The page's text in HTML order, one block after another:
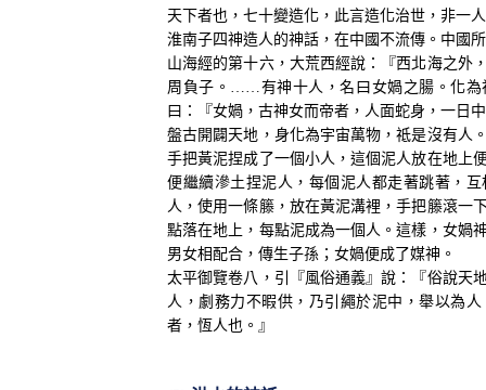
天下者也，七十變造化，此言造化治世，非一
淮南子四神造人的神話，在中國不流傳。中國
山海經的第十六，大荒西經說：『西北海之外
周負子。……有神十人，名曰女媧之腸。化
曰：『女媧，古神女而帝者，人面蛇身，一日
盤古開闢天地，身化為宇宙萬物，祗是沒有人
手把黃泥捏成了一個小人，這個泥人放在地上
便繼續滲土捏泥人，每個泥人都走著跳著，
人，使用一條籐，放在黃泥溝裡，手把籐滾一
點落在地上，每點泥成為一個人。這樣，女媧
男女相配合，傳生子孫；女媧便成了媒神。
太平御覽卷八，引『風俗通義』說：『俗說天
人，劇務力不暇供，乃引繩於泥中，舉以為
者，恆人也。』